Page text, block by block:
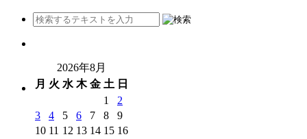
2026年8月
月 火 水 木 金 土 日
1
2
3
4 5 6 7 8
9
10 11 12 13 14 15 16